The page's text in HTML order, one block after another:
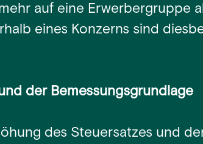
auf eine Erwerbergruppe
eines Konzerns sind
der Bemessungsgrundlage
des Steuersatzes und